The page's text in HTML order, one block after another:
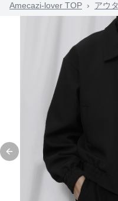
Amecazi-lover TOP › アウ
Previous slide